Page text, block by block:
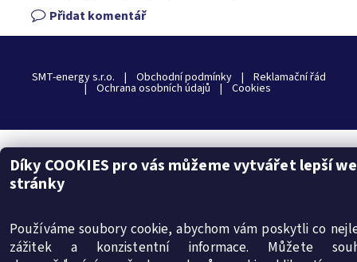
Přidat komentář
SMT-energy s.r.o. | Obchodní podmínky | Reklamační řád
| Ochrana osobních údajů | Cookies
2026 © internetový obchod insolar.cz, všechna práva vyhrazena
Díky COOKIES pro vás můžeme vytvářet lepší
stránky
Používáme soubory cookie, abychom vám poskytli co
zážitek a konzistentní informace. Můžete